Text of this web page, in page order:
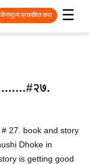
☰
विनामूल्य प्रकाशित करा
27. book and story
Dhoke in
is getting good